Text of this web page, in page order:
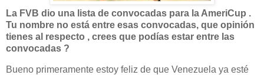
La FVB dio una lista de convocadas para la AmeriCup .
Tu nombre no está entre esas convocadas, que opinión
tienes al respecto , crees que podías estar entre las
convocadas ?
Bueno primeramente estoy feliz de que Venezuela ya esté